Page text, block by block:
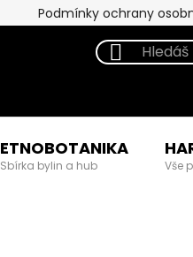
Podmínky ochrany
ETNOBOTANIKA
Sbírka bylin a hub Vše